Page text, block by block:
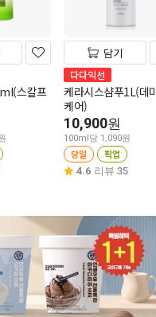
스칼프
담기
다다익선
케라시스샴푸1L(데
케어)
10,900원
100ml당 1,090원
당일 픽업
4.6 리뷰 35